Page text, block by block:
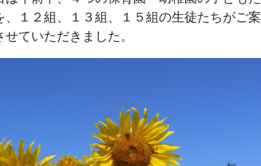
、１２組、１３組、１５組の生徒たちがご案
せていただきました。